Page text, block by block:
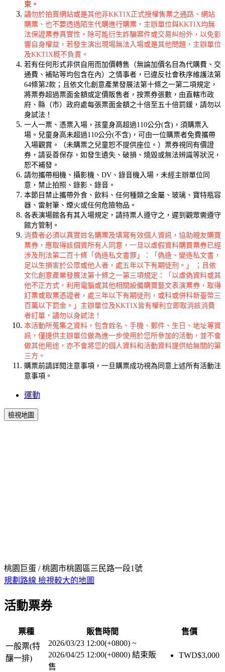
束。
請勿於拍賣網站或是其他非KKTIX正式授權售票之通路、網站
購票、也不要透過陌生代購進行購票，主辦單位與KKTIX均無
法保證票券真實性。除可能衍生詐騙案件或交易糾紛外，以免影
響自身權益，若發生演出現場無法入場或是其他問題，主辦單位
及KKTIX概不負責。
若有任何形式非供自用而加價轉售（無論加價名目為代購費、交
通費、補貼等均包含在內）之情事者，已違反社會秩序維護法第
64條第2款；且依文化創意產業發展法第十條之一第二項規定，
將票券超過票面金額或定價販售者，按票券張數，由直轄市政
府、縣（市）政府處每張票面金額之十倍至五十倍罰鍰，請勿以
身試法！
一人一票、憑票入場， 孩童身高超過110公分(含)，須購票入
場。兒童身高未超過110公分(不含)，可由一位購票者免費攜帶
入場觀賞。（未購票之兒童恕不提供座位。） 票券視同有價證
券，請妥善保存，如發生遺失、破損、燒毀或無法辨識等狀況，
恕不補發。
請勿攜帶相機、攝影機、DV、錄音機入場，未經主辦單位同
意，禁止拍照、錄影、錄音。
本節目禁止攜帶外食、飲料、任何種類之金屬、玻璃、寶特瓶容
器、雷射筆、煙火或任何危險物品。
各表演場館各有其入場規定，請持票人遵守之，遲到觀眾需遵守
館方管制。
消費者必須以真實姓名購票及填寫有效個人資訊，協助親友購買
票券，應取得該個資所有人同意，一旦以虛假資料購買票券已經
涉及刑法第二百十條「偽造私文書罪」：「偽造、變造私文書，
足以生損害於公眾或他人者，處五年以下有期徒刑。」 ；且依
文化創意產業發展法第十條之一第三項規定：「以虛偽資料或其
他不正方式，利用電腦或其他相關設備購買藝文表演票券，取得
訂票或取票憑證者，處三年以下有期徒刑，或科或併科新臺幣三
百萬以下罰金。」主辦單位及KKTIX皆有權利立即取消該消費
者訂單，請勿以身試法！
本活動所蒐集之資料，包含姓名、手機、郵件、生日、地址等資
訊，僅提供主辦單位做為進一步使用於您所參加的活動，並不會
做其他用途，亦不會將您的個人資料和活動資料提供給無關的第
三方。
購票前請詳閱注意事項，一旦購票成功視為同意上述所有活動注
意事項。
運動
檢視地圖
桃園巨蛋 / 桃園市桃園區三民路一段1號
規劃路線 檢視較大的地圖
活動票券
票種 販售時間
售價
一般票(特
釀一排)
2026/03/23 12:00(+0800) ~
2026/04/25 12:00(+0800) 結束販
售
TWD$3,000